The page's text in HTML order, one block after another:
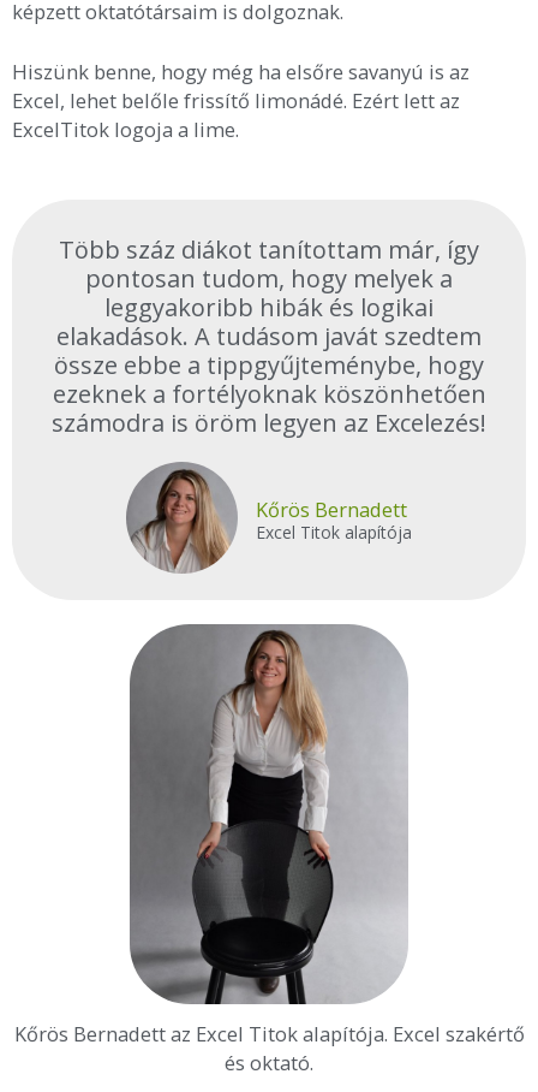
képzett oktatótársaim is dolgoznak.
Hiszünk benne, hogy még ha elsőre savanyú is az
Excel, lehet belőle frissítő limonádé. Ezért lett az
ExcelTitok logoja a lime.
Több száz diákot tanítottam már, így
pontosan tudom, hogy melyek a
leggyakoribb hibák és logikai
elakadások. A tudásom javát szedtem
össze ebbe a tippgyűjteménybe, hogy
ezeknek a fortélyoknak köszönhetően
számodra is öröm legyen az Excelezés!
Kőrös Bernadett
Excel Titok alapítója
Kőrös Bernadett az Excel Titok alapítója. Excel szakértő
és oktató.